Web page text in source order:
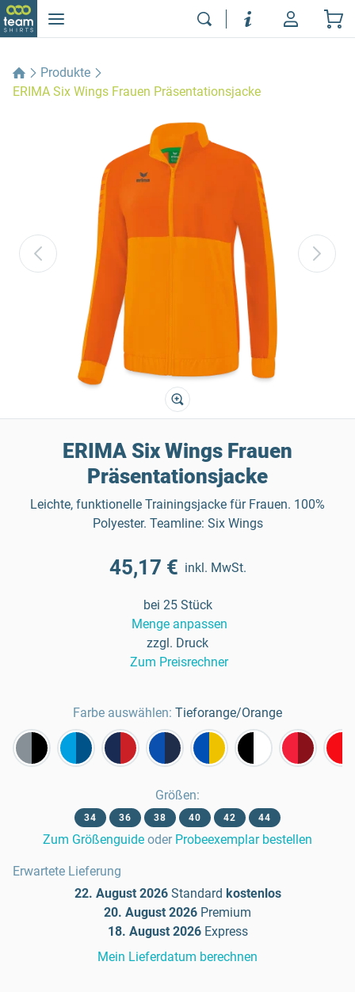
Produkte
ERIMA Six Wings Frauen Präsentationsjacke
ERIMA Six Wings Frauen
Präsentationsjacke
Leichte, funktionelle Trainingsjacke für Frauen. 100%
Polyester. Teamline: Six Wings
45,17 € inkl. MwSt.
bei 25 Stück
Menge anpassen
zzgl. Druck
Zum Preisrechner
Farbe auswählen: Tieforange/Orange
Größen:
34 36 38 40 42 44
Zum Größenguide oder Probeexemplar bestellen
Erwartete Lieferung
22. August 2026 Standard kostenlos
20. August 2026 Premium
18. August 2026 Express
Mein Lieferdatum berechnen